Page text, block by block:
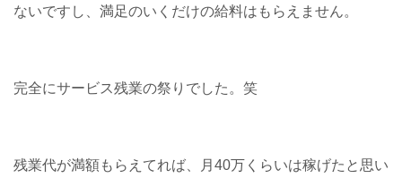
ないですし、満足のいくだけの給料はもらえません。
完全にサービス残業の祭りでした。笑
残業代が満額もらえてれば、月40万くらいは稼げたと思い